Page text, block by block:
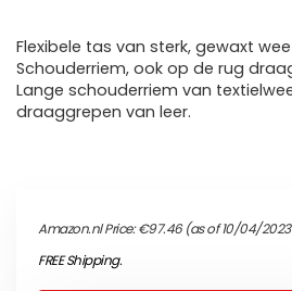
Flexibele tas van sterk, gewaxt
Schouderriem, ook op de rug
Lange schouderriem van
draaggrepen van leer.
Amazon.nl Price:€97.46(as of 10/04/2023
FREE Shipping.